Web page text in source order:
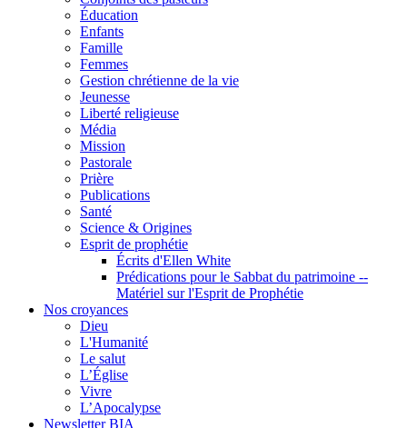
Éducation
Enfants
Famille
Femmes
Gestion chrétienne de la vie
Jeunesse
Liberté religieuse
Média
Mission
Pastorale
Prière
Publications
Santé
Science & Origines
Esprit de prophétie
Écrits d'Ellen White
Prédications pour le Sabbat du patrimoine --
Matériel sur l'Esprit de Prophétie
Nos croyances
Dieu
L'Humanité
Le salut
L’Église
Vivre
L’Apocalypse
Newsletter BIA